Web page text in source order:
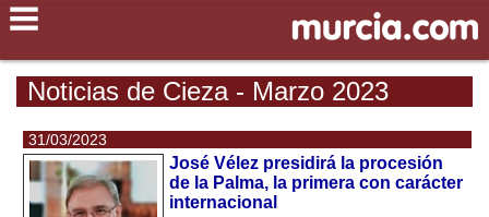
Noticias de Cieza - Marzo 2023
31/03/2023
José Vélez presidirá la procesión
de la Palma, la primera con carácter
internacional